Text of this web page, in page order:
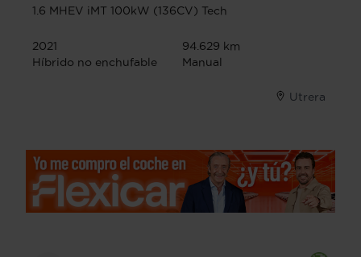
1.6 MHEV iMT 100kW (136CV) Tech
2021
94.629 km
Híbrido no enchufable
Manual
Utrera